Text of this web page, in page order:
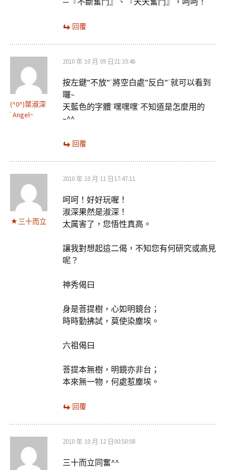
回覆
(^0^)葉淑深
˙Angel~
2010 年 10 月 09 日21:33:46
按左鍵”不放”˙將空白處”反白”˙就可以看到
囉~
天藍色的字體˙嘿嘿嘿˙不知道是怎麼用的
~^^
回覆
三十而立
2010 年 10 月 11 日17:47:11
呵呵！好好玩喔！
淑深果然是淑深！
太厲害了，您悟性真高。
讓我對想起這二偈，不知您有何研究或高見
呢？
神秀偈曰
身是菩提樹，心如明鏡台；
時時勤拂試，莫使染塵埃。
六祖偈曰
菩提本無樹，明鏡亦非台；
本來無一物，何處惹塵埃。
回覆
2010 年 10 月 12 日00:50:08
三十而立同奮^^